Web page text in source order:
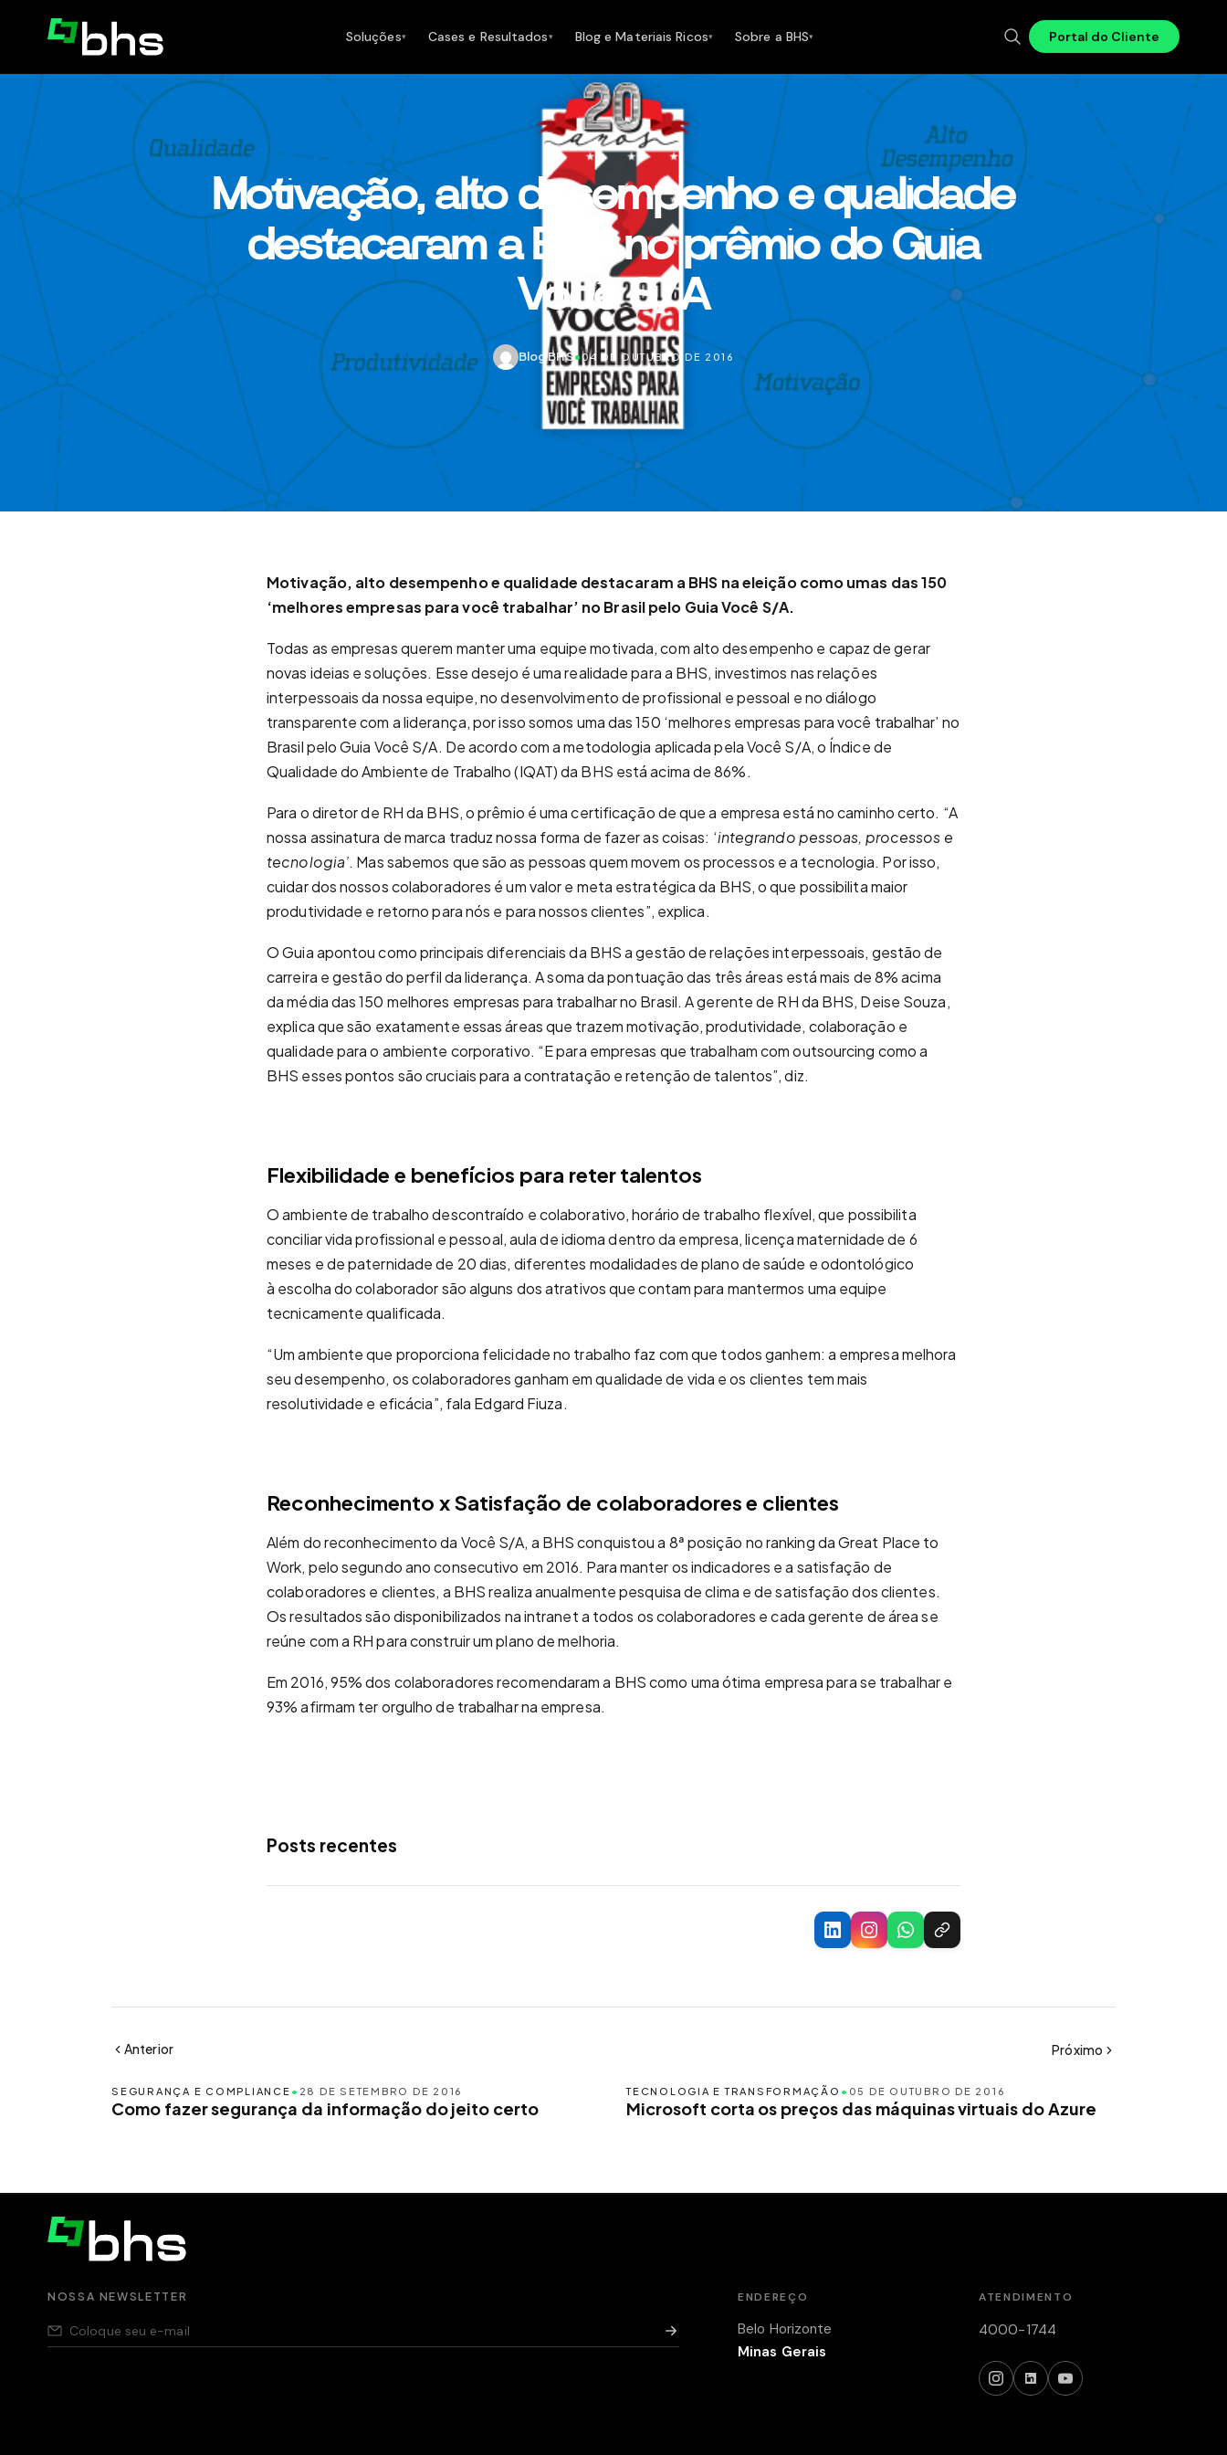
Soluções▾ Cases e Resultados▾ Blog e Materiais Ricos▾ Sobre a BHS▾ Portal do Cliente
Motivação, alto desempenho e qualidade
destacaram a BHS no prêmio do Guia
Você S/A
Blog BHS•04 DE OUTUBRO DE 2016
Motivação, alto desempenho e qualidade destacaram a BHS na eleição como umas das 150
‘melhores empresas para você trabalhar’ no Brasil pelo Guia Você S/A.
Todas as empresas querem manter uma equipe motivada, com alto desempenho e capaz de gerar
novas ideias e soluções. Esse desejo é uma realidade para a BHS, investimos nas relações
interpessoais da nossa equipe, no desenvolvimento de profissional e pessoal e no diálogo
transparente com a liderança, por isso somos uma das 150 ‘melhores empresas para você trabalhar’ no
Brasil pelo Guia Você S/A. De acordo com a metodologia aplicada pela Você S/A, o Índice de
Qualidade do Ambiente de Trabalho (IQAT) da BHS está acima de 86%.
Para o diretor de RH da BHS, o prêmio é uma certificação de que a empresa está no caminho certo. “A
nossa assinatura de marca traduz nossa forma de fazer as coisas: ‘integrando pessoas, processos e
tecnologia’. Mas sabemos que são as pessoas quem movem os processos e a tecnologia. Por isso,
cuidar dos nossos colaboradores é um valor e meta estratégica da BHS, o que possibilita maior
produtividade e retorno para nós e para nossos clientes”, explica.
O Guia apontou como principais diferenciais da BHS a gestão de relações interpessoais, gestão de
carreira e gestão do perfil da liderança. A soma da pontuação das três áreas está mais de 8% acima
da média das 150 melhores empresas para trabalhar no Brasil. A gerente de RH da BHS, Deise Souza,
explica que são exatamente essas áreas que trazem motivação, produtividade, colaboração e
qualidade para o ambiente corporativo. “E para empresas que trabalham com outsourcing como a
BHS esses pontos são cruciais para a contratação e retenção de talentos”, diz.
Flexibilidade e benefícios para reter talentos
O ambiente de trabalho descontraído e colaborativo, horário de trabalho flexível, que possibilita
conciliar vida profissional e pessoal, aula de idioma dentro da empresa, licença maternidade de 6
meses e de paternidade de 20 dias, diferentes modalidades de plano de saúde e odontológico
à escolha do colaborador são alguns dos atrativos que contam para mantermos uma equipe
tecnicamente qualificada.
“Um ambiente que proporciona felicidade no trabalho faz com que todos ganhem: a empresa melhora
seu desempenho, os colaboradores ganham em qualidade de vida e os clientes tem mais
resolutividade e eficácia”, fala Edgard Fiuza.
Reconhecimento x Satisfação de colaboradores e clientes
Além do reconhecimento da Você S/A, a BHS conquistou a 8ª posição no ranking da Great Place to
Work, pelo segundo ano consecutivo em 2016. Para manter os indicadores e a satisfação de
colaboradores e clientes, a BHS realiza anualmente pesquisa de clima e de satisfação dos clientes.
Os resultados são disponibilizados na intranet a todos os colaboradores e cada gerente de área se
reúne com a RH para construir um plano de melhoria.
Em 2016, 95% dos colaboradores recomendaram a BHS como uma ótima empresa para se trabalhar e
93% afirmam ter orgulho de trabalhar na empresa.
Posts recentes
Anterior Próximo
SEGURANÇA E COMPLIANCE • 28 DE SETEMBRO DE 2016
Como fazer segurança da informação do jeito certo
TECNOLOGIA E TRANSFORMAÇÃO • 05 DE OUTUBRO DE 2016
Microsoft corta os preços das máquinas virtuais do Azure
NOSSA NEWSLETTER ENDEREÇO
Belo Horizonte
Minas Gerais
ATENDIMENTO
4000-1744